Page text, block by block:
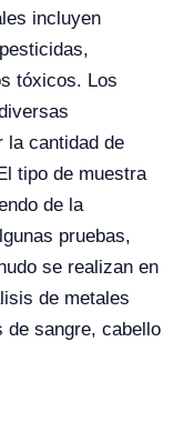
incluyen
tóxicos. Los
la cantidad de
El tipo de muestra
de la
pruebas,
se realizan en
de metales
de sangre, cabello